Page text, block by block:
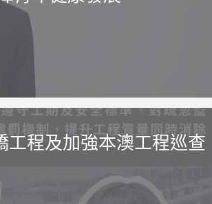
工程及加強本澳工程巡查